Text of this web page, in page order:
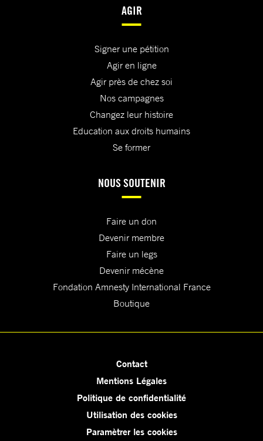
AGIR
Signer une pétition
Agir en ligne
Agir près de chez soi
Nos campagnes
Changez leur histoire
Education aux droits humains
Se former
NOUS SOUTENIR
Faire un don
Devenir membre
Faire un legs
Devenir mécène
Fondation Amnesty International France
Boutique
Contact
Mentions Légales
Politique de confidentialité
Utilisation des cookies
Paramètrer les cookies